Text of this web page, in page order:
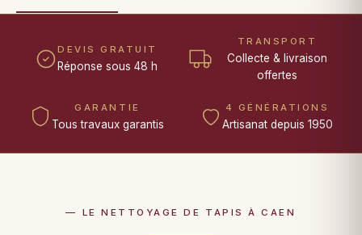
DEVIS GRATUIT
Réponse sous 48 h
TRANSPORT
Collecte & livraison
offertes
GARANTIE
Tous travaux garantis
4 GÉNÉRATIONS
Artisanat depuis 1950
— LE NETTOYAGE DE TAPIS À CAEN